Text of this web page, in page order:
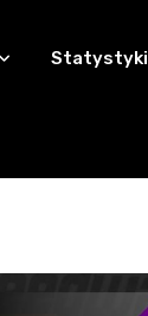
Statystyki